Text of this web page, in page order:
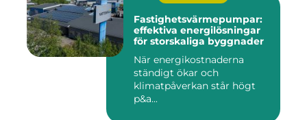
Fastighetsvärmepumpar:
effektiva energilösningar
för storskaliga byggnader
När energikostnaderna
ständigt ökar och
klimatpåverkan står högt
p&a...